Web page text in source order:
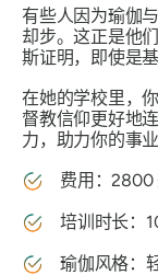
有些人因为瑜伽
却步。这正是他
斯证明，即使是
在她的学校里，
督教信仰更好地
力，助力你的事
费用：2800
培训时长：
瑜伽风格：